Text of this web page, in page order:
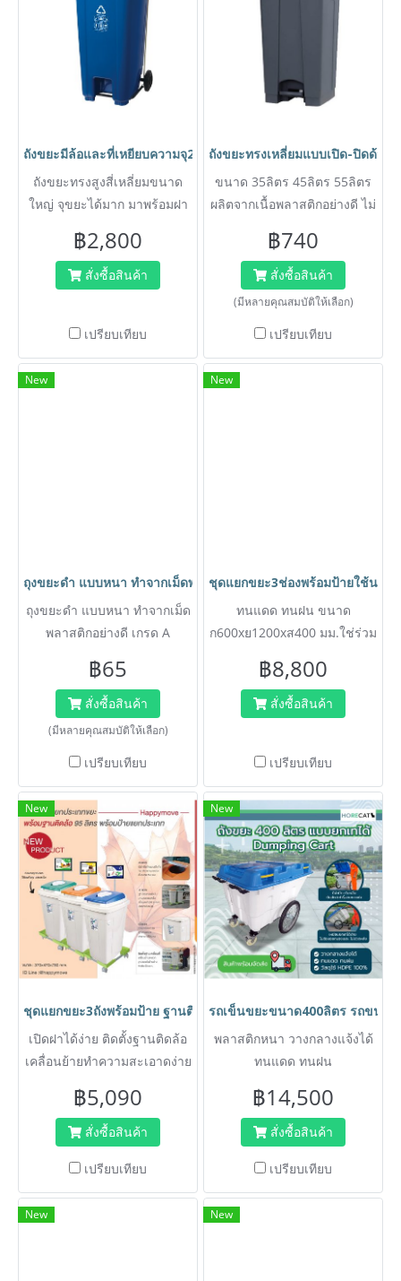
ถังขยะมีล้อและที่เหยียบความจุ240 ลิตร สีน้ำเงิน ถังขยะ กทม
ถังขยะทรงสูงสี่เหลี่ยมขนาด
ใหญ่ จุขยะได้มาก มาพร้อมฝา
เคลื่อนย้ายสะดวก เหมาะ
สำหรับใช้ภายนอกบ้านพักอาศัย
สำนักงาน หอพัก หรือบริเวณ
ออกแบบให้เปิดฝาถังได้โดยการ
เหยียบแป้นด้านล่าง ลดการ
สัมผัสเพื่อสุขอนามัยที่ดี ผลิต
฿2,800
สั่งซื้อสินค้า
เปรียบเทียบ
ถังขยะทรงเหลี่ยมแบบเปิด-ปิดด้วย
ขนาด 35ลิตร 45ลิตร 55ลิตร
ผลิตจากเนื้อพลาสติกอย่างดี ไม่
฿740
สั่งซื้อสินค้า
(มีหลายคุณสมบัติให้เลือก)
เปรียบเทียบ
New
ถุงขยะดำ แบบหนา ทำจากเม็ดพลาสติกอย่างดี เกรด A ปราศจากกลิ่
ถุงขยะดำ แบบหนา ทำจากเม็ด
พลาสติกอย่างดี เกรด A
฿65
สั่งซื้อสินค้า
(มีหลายคุณสมบัติให้เลือก)
เปรียบเทียบ
New
ชุดแยกขยะ3ช่องพร้อมป้ายใช้นอก
ทนแดด ทนฝน ขนาด
ก600xย1200xส400 มม.ใช่ร่วม
฿8,800
สั่งซื้อสินค้า
เปรียบเทียบ
New
ชุดแยกขยะ3ถังพร้อมป้าย ฐานติดล้อเคลื่อนย้ายได้ง่าย ถังขยะ ฐานวา
เปิดฝาได้ง่าย ติดตั้งฐานติดล้อ
เคลื่อนย้ายทำความสะเอาดง่าย
ก505xย420xส760 mm.
฿5,090
สั่งซื้อสินค้า
เปรียบเทียบ
New
รถเข็นขยะขนาด400ลิตร รถขนขย
พลาสติกหนา วางกลางแจ้งได้
ทนแดด ทนฝน
฿14,500
สั่งซื้อสินค้า
เปรียบเทียบ
New New